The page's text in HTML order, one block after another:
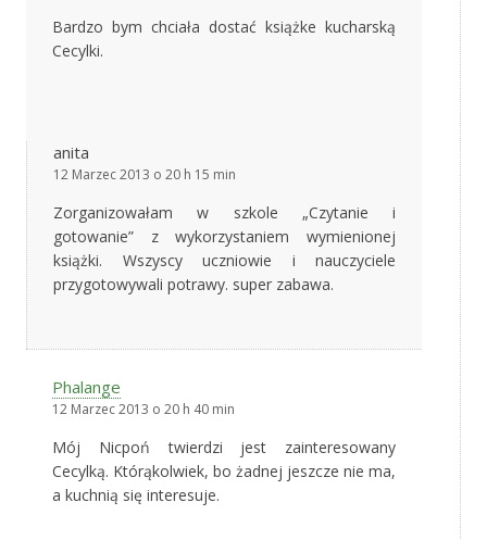
Bardzo bym chciała dostać książke kucharską
Cecylki.
anita
12 Marzec 2013 o 20 h 15 min
Zorganizowałam w szkole „Czytanie i
gotowanie” z wykorzystaniem wymienionej
książki. Wszyscy uczniowie i nauczyciele
przygotowywali potrawy. super zabawa.
Phalange
12 Marzec 2013 o 20 h 40 min
Mój Nicpoń twierdzi jest zainteresowany
Cecylką. Którąkolwiek, bo żadnej jeszcze nie ma,
a kuchnią się interesuje.